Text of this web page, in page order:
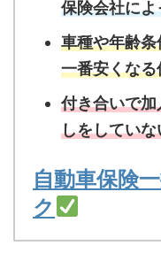
保険会社に
車種や年齢
一番安くな
付き合いで
しをしてい
自動車保険
ク